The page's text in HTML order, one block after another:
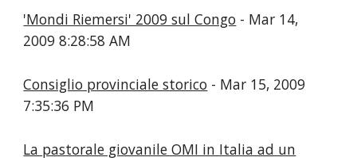
'Mondi Riemersi' 2009 sul Congo - Mar 14,
2009 8:28:58 AM
Consiglio provinciale storico - Mar 15, 2009
7:35:36 PM
La pastorale giovanile OMI in Italia ad un